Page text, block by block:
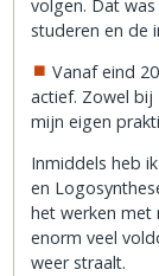
volgen. Dat
studeren en de
Vanaf eind
actief. Zowel bij
mijn eigen
Inmiddels heb
en
het werken met
enorm veel
weer straalt.